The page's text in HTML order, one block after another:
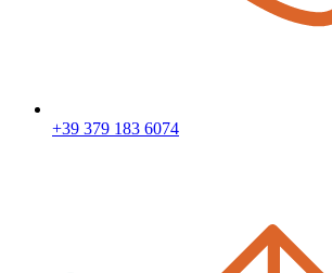
+39 379 183 6074